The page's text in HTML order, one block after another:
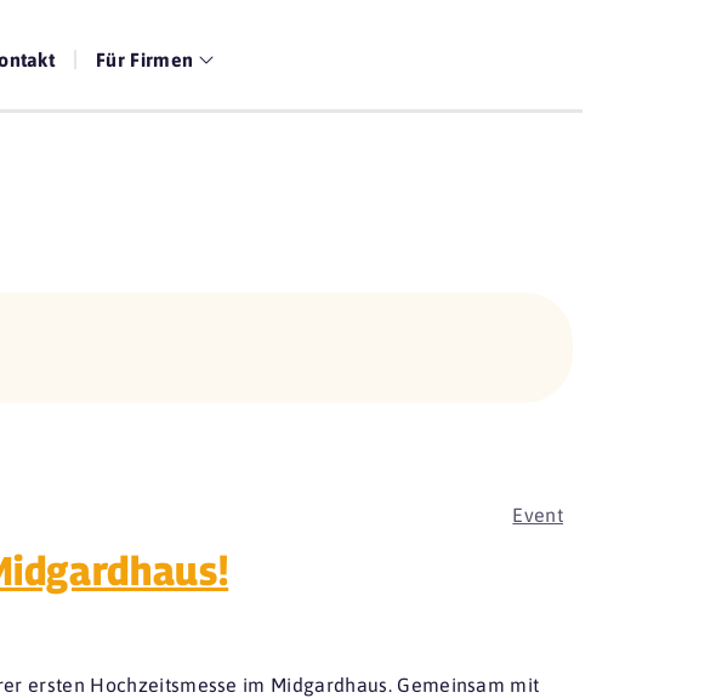
Für Firmen
Event
ersten Hochzeitsmesse im Midgardhaus. Gemeinsam mit